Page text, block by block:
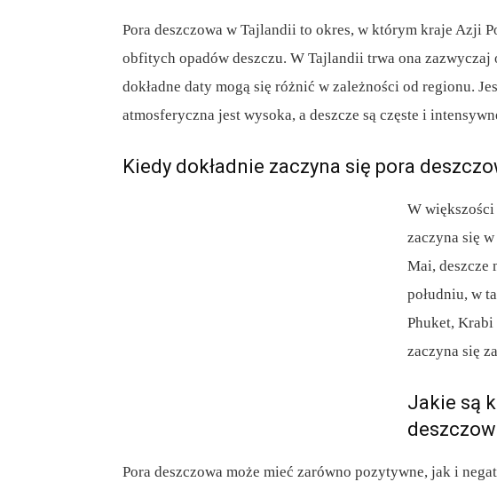
Pora deszczowa w Tajlandii to okres, w którym kraje Azji
obfitych opadów deszczu. W Tajlandii trwa ona zazwyczaj
dokładne daty mogą się różnić w zależności od regionu.
atmosferyczna jest wysoka, a deszcze są częste i
Kiedy dokładnie zaczyna się pora
W
zaczyna się
Mai, deszcze
południu, w
Phuket, Krabi
zaczyna się
Jakie są
Pora deszczowa może mieć zarówno pozytywne, jak i